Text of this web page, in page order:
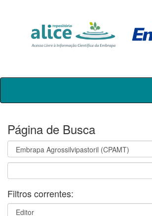
Skip
Página de Busca
Filtros correntes: